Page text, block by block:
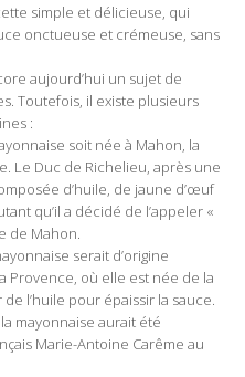
simple et délicieuse, qui
onctueuse et crémeuse, sans
aujourd’hui un sujet de
Toutefois, il existe plusieurs
:
soit née à Mahon, la
Le Duc de Richelieu, après une
d’huile, de jaune d’œuf
qu’il a décidé de l’appeler «
de Mahon.
serait d’origine
Provence, où elle est née de la
l’huile pour épaissir la sauce.
mayonnaise aurait été
Marie-Antoine Carême au